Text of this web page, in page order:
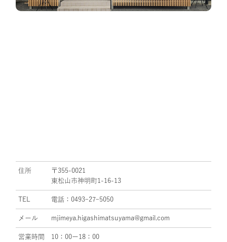
住所
〒355-0021
東松山市神明町1-16-13
TEL 電話：0493ｰ27ｰ5050
メール mjimeya.higashimatsuyama@gmail.com
営業時間 10：00ー18：00